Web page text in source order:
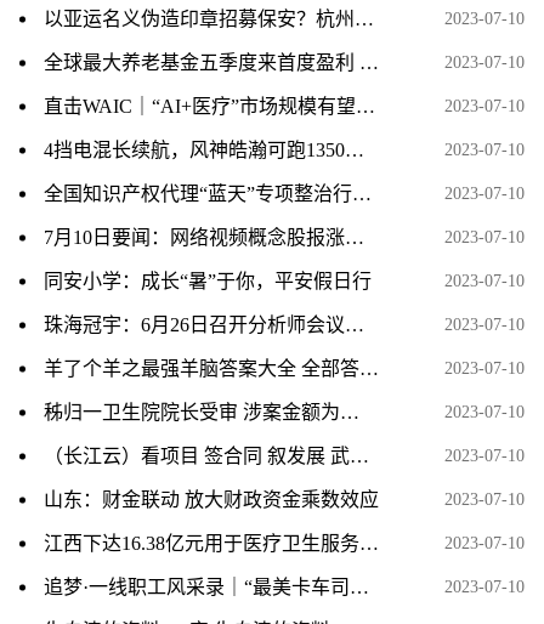
以亚运名义伪造印章招募保安？杭州上城警方：犯罪嫌疑人已被刑拘 2023-07-10
全球最大养老基金五季度来首度盈利 Q1增持苹果、英伟达、特斯拉 2023-07-10
直击WAIC｜“AI+医疗”市场规模有望突破300亿，如何推动创新成果从“实验室”走进“应用场”？ 2023-07-10
4挡电混长续航，风神皓瀚可跑1350公里 2023-07-10
全国知识产权代理“蓝天”专项整治行动现场推进活动在广州举办 2023-07-10
7月10日要闻：网络视频概念股报涨，华谊兄弟涨近5% 2023-07-10
同安小学：成长“暑”于你，平安假日行 2023-07-10
珠海冠宇：6月26日召开分析师会议，银华基金参与 2023-07-10
羊了个羊之最强羊脑答案大全 全部答题题库答案汇总[多图] 2023-07-10
秭归一卫生院院长受审 涉案金额为… 2023-07-10
（长江云）看项目 签合同 叙发展 武汉市咸安商会回乡考察 2023-07-10
山东：财金联动 放大财政资金乘数效应 2023-07-10
江西下达16.38亿元用于医疗卫生服务体系建设 2023-07-10
追梦·一线职工风采录｜“最美卡车司机”的暖心事 2023-07-10